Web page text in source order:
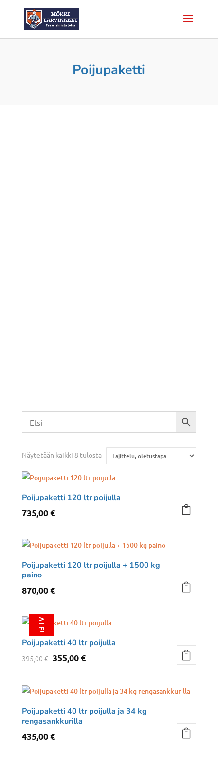
Poijupaketti
Näytetään kaikki 8 tulosta
Poijupaketti 120 ltr poijulla
735,00€
Poijupaketti 120 ltr poijulla + 1500 kg
paino
870,00€
ALE!
Poijupaketti 40 ltr poijulla
395,00€ Alkuperäinen
395,00 €.
355,00€Nykyinen
355,00 €.
Poijupaketti 40 ltr poijulla ja 34 kg
rengasankkurilla
435,00€